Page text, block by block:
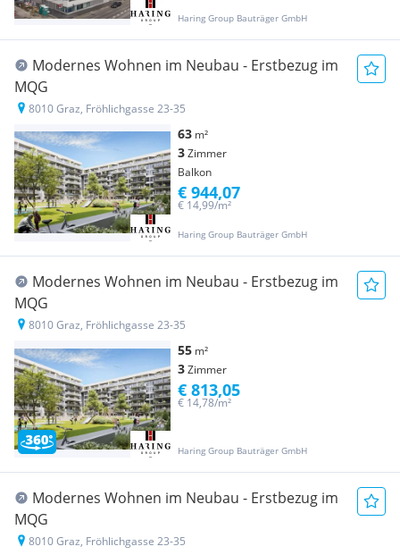
Haring Group Bauträger GmbH
Modernes Wohnen im Neubau - Erstbezug im
MQG
8010 Graz, Fröhlichgasse 23-35
63 m²
3Zimmer
Balkon
Haring Group Bauträger GmbH
€ 14,99/m²
€ 944,07
Modernes Wohnen im Neubau - Erstbezug im
MQG
8010 Graz, Fröhlichgasse 23-35
55 m²
3Zimmer
Haring Group Bauträger GmbH
€ 14,78/m²
€ 813,05
Modernes Wohnen im Neubau - Erstbezug im
MQG
8010 Graz, Fröhlichgasse 23-35